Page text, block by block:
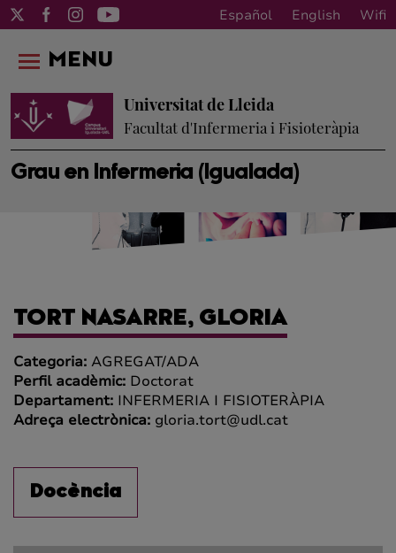
Español English Wifi
Grau en Infermeria (Igualada)
Universitat de Lleida
Facultat d'Infermeria i Fisioteràpia
MENU
TORT NASARRE, GLORIA
Categoria: AGREGAT/ADA
Perfil acadèmic: Doctorat
Departament: INFERMERIA I FISIOTERÀPIA
Adreça electrònica: gloria.tort@udl.cat
Docència